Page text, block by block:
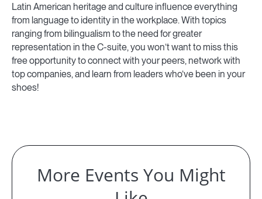
Latin American heritage and culture influence everything
from language to identity in the workplace. With topics
ranging from bilingualism to the need for greater
representation in the C-suite, you won’t want to miss this
free opportunity to connect with your peers, network with
top companies, and learn from leaders who’ve been in your
shoes!
More Events You Might